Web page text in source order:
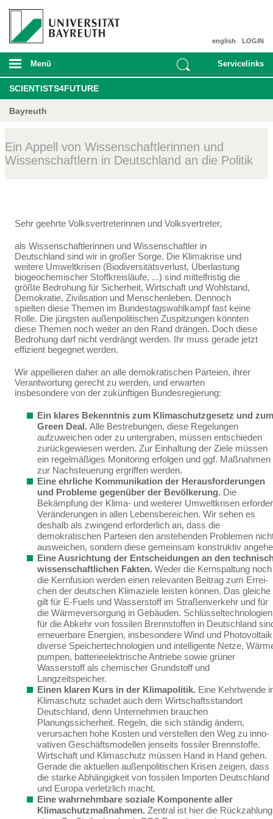
LOGIN
english
Menü Servicelinks
SCIENTISTS4FUTURE
Bayreuth
Ein Appell von Wissenschaftlerinnen und
Wissenschaftlern in Deutschland an die Politik
Sehr geehrte Volksvertreterinnen und Volksvertreter,
als Wissenschaftlerinnen und Wissenschaftler in
Deutschland sind wir in großer Sorge. Die Klima­krise und
weitere Umweltkrisen (Biodiversitätsverlust, Überlastung
biogeochemischer Stoffkreisläu­fe, ...) sind mittelfristig die
größte Bedrohung für Sicherheit, Wirtschaft und Wohlstand,
Demokratie, Zivilisation und Menschenleben. Dennoch
spielten diese Themen im Bundestagswahlkampf fast keine
Rolle. Die jüngsten außenpolitischen Zuspitzungen könnten
diese Themen noch weiter an den Rand drängen. Doch diese
Bedrohung darf nicht verdrängt werden. Ihr muss gerade jetzt
effi­zient begegnet werden.
Wir appellieren daher an alle demokratischen Parteien, ihrer
Verantwortung gerecht zu werden, und erwarten
insbesondere von der zukünftigen Bundesregierung:
Ein klares Bekenntnis zum Klimaschutzgesetz und zum
Green Deal. Alle Bestrebun­gen, diese Regelungen
aufzuweichen oder zu untergraben, müssen entschieden
zurückge­wiesen werden. Zur Einhaltung der Ziele müssen
ein regelmäßiges Monitoring erfolgen und ggf. Maßnahmen
zur Nachsteuerung ergriffen werden.
Eine ehrliche Kommunikation der Herausforderungen
und Probleme gegenüber der Bevölkerung. Die
Bekämpfung der Klima- und weiterer Umweltkrisen
Verände­rungen in allen Lebensbereichen. Wir sehen es
deshalb als zwingend erforderlich an, dass die
demokratischen Parteien den anstehenden Problemen
ausweichen, sondern diese gemeinsam konstruktiv
Eine Ausrichtung der Entscheidungen an den
wissenschaftlichen Fakten. Weder die Kernspaltung noch
die Kernfusion werden einen relevanten Beitrag zum Errei­
chen der deutschen Klimaziele leisten können. Das gleiche
gilt für E-Fuels und Wasserstoff im Straßenverkehr und für
die Wärmeversorgung in Gebäuden. Schlüsseltechnologien
für die Abkehr von fossilen Brennstoffen in Deutschland
erneuerbare Energien, insbeson­dere Wind und
diverse Speichertechnologien und intelligente Netze,
pumpen, batterieelektrische Antriebe sowie grüner
Wasserstoff als chemischer Grundstoff und
Langzeitspeicher.
Einen klaren Kurs in der Klimapolitik. Eine Kehrtwende
Klimaschutz schadet auch dem Wirtschaftsstandort
Deutschland, denn Unternehmen brauchen
Planungssicherheit. Regeln, die sich ständig ändern,
verursachen hohe Kosten und verstellen den Weg zu inno­
vativen Geschäftsmodellen jenseits fossiler Brennstoffe.
Wirtschaft und Klimaschutz müs­sen Hand in Hand gehen.
Gerade die aktuellen außenpolitischen Krisen zeigen, dass
die starke Abhängigkeit von fossilen Importen Deutschland
und Europa verletzlich macht.
Eine wahrnehmbare soziale Komponente aller
Klimaschutzmaßnahmen. Zentral ist hier die Rückzahlung